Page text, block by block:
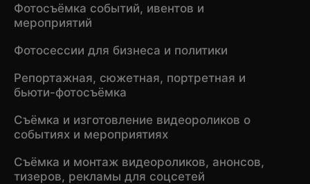
Фотосъёмка событий, ивентов и
мероприятий
Фотосессии для бизнеса и политики
Репортажная, сюжетная, портретная и
бьюти-фотосъёмка
Съёмка и изготовление видеороликов о
событиях и мероприятиях
Съёмка и монтаж видеороликов, анонсов,
тизеров, рекламы для соцсетей